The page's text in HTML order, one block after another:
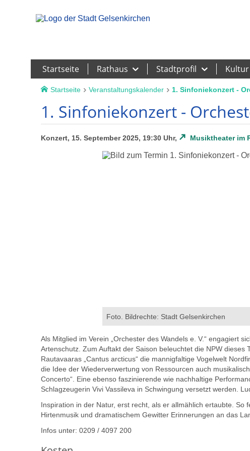
Startseite Rathaus Stadtprofil Kultur
Startseite Veranstaltungskalender 1. Sinfoniekonzert -
1. Sinfoniekonzert -
Konzert, 15. September 2025, 19:30 Uhr, Musiktheater im
Foto. Bildrechte: Stadt Gelsenkirchen
Als Mitglied im Verein „Orchester des Wandels e. V.“ engagiert
Artenschutz. Zum Auftakt der Saison beleuchtet die NPW
Rautavaaras „Cantus arcticus“ die mannigfaltige Vogelwelt
die Idee der Wiederverwertung von Ressourcen auch
Concerto“. Eine ebenso faszinierende wie nachhaltige
Schlagzeugerin Vivi Vassileva in Schwingung versetzt werden.
Inspiration in der Natur, erst recht, als er allmählich ertaubte. So
Hirtenmusik und dramatischem Gewitter Erinnerungen an das
Infos unter: 0209 / 4097 200